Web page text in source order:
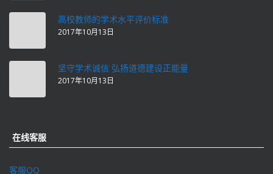
高校教师的学术水平评价标准
2017年10月13日
坚守学术诚信 弘扬道德建设正能量
2017年10月13日
在线客服
客服QQ